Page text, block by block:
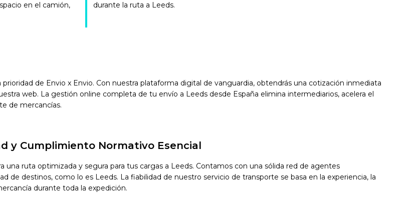
en el camión,
durante la ruta a Leeds.
de Envio x Envio. Con nuestra plataforma digital de vanguardia, obtendrás una cotización inmediata
web. La gestión online completa de tu envío a Leeds desde España elimina intermediarios, acelera el
de mercancías.
y Cumplimiento Normativo Esencial
ruta optimizada y segura para tus cargas a Leeds. Contamos con una sólida red de agentes
de destinos, como lo es Leeds. La fiabilidad de nuestro servicio de transporte se basa en la experiencia, la
durante toda la expedición.